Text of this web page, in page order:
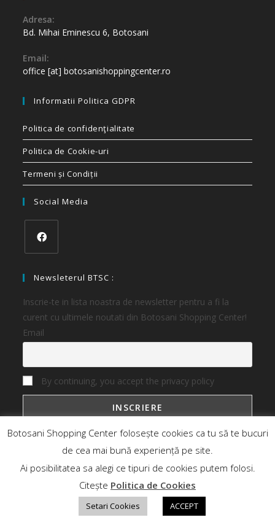
Adresa:
Bd. Mihai Eminescu 6, Botosani
Email:
office [at] botosanishoppingcenter.ro
Informatii Politica GDPR
Politica de confidenţialitate
Politica de Cookie-uri
Termeni și Condiții
Social Media
Newsleterul BTSC :
Inscrie-te in lista noastra de newsletter pentru a fi la
curent cu ultimele noutati din Botosani Shopping Center!
Email
By continuing, you accept the privacy policy
Botosani Shopping Center Magazine
Contact Business
Contact
Copyright 2026 - Botosani Shopping Center
Botosani Shopping Center folosește cookies ca tu să te bucuri
de cea mai bună experiență pe site.
Ai posibilitatea sa alegi ce tipuri de cookies putem folosi.
Citește Politica de Cookies
Setari Cookies ACCEPT